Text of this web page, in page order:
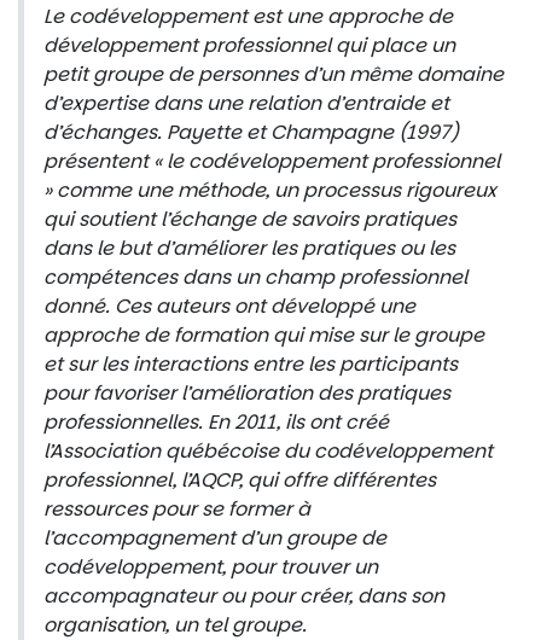
Le codéveloppement est une approche de
développement professionnel qui place un
petit groupe de personnes d’un même domaine
d’expertise dans une relation d’entraide et
d’échanges. Payette et Champagne (1997)
présentent « le codéveloppement professionnel
» comme une méthode, un processus rigoureux
qui soutient l’échange de savoirs pratiques
dans le but d’améliorer les pratiques ou les
compétences dans un champ professionnel
donné. Ces auteurs ont développé une
approche de formation qui mise sur le groupe
et sur les interactions entre les participants
pour favoriser l’amélioration des pratiques
professionnelles. En 2011, ils ont créé
l’Association québécoise du codéveloppement
professionnel, l’AQCP, qui offre différentes
ressources pour se former à
l’accompagnement d’un groupe de
codéveloppement, pour trouver un
accompagnateur ou pour créer, dans son
organisation, un tel groupe.